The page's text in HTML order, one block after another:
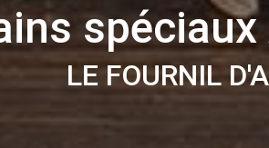
spéciaux
LE FOURNIL